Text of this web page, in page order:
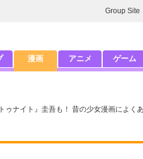
Group Site
漫画 アニメ ゲーム
ゥナイト』圭吾も！ 昔の少女漫画によく